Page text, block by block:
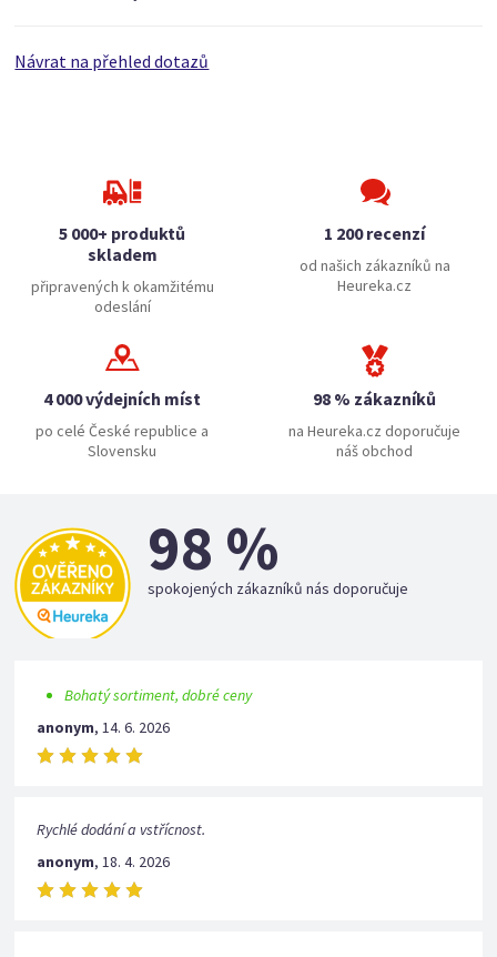
Návrat na přehled dotazů
5 000+ produktů
skladem
připravených k okamžitému
odeslání
1 200 recenzí
od našich zákazníků na
Heureka.cz
4 000 výdejních míst
po celé České republice a
Slovensku
98 % zákazníků
na Heureka.cz doporučuje
náš obchod
98 %
spokojených zákazníků nás doporučuje
Bohatý sortiment, dobré ceny
anonym,14. 6. 2026
Rychlé dodání a vstřícnost.
anonym,18. 4. 2026